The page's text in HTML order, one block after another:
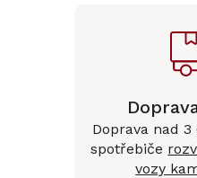
Doprava nad
spotřebiče
vozy